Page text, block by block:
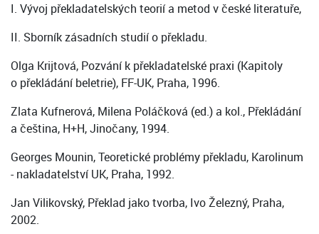
I. Vývoj překladatelských teorií a metod v české literatuře,
II. Sborník zásadních studií o překladu.
Olga Krijtová, Pozvání k překladatelské praxi (Kapitoly
o překládání beletrie), FF-UK, Praha, 1996.
Zlata Kufnerová, Milena Poláčková (ed.) a kol., Překládání
a čeština, H+H, Jinočany, 1994.
Georges Mounin, Teoretické problémy překladu, Karolinum
- nakladatelství UK, Praha, 1992.
Jan Vilikovský, Překlad jako tvorba, Ivo Železný, Praha,
2002.